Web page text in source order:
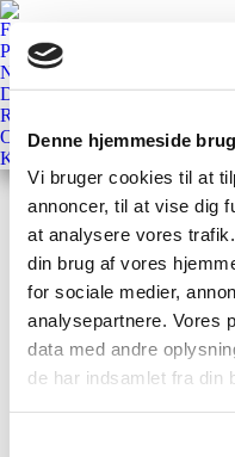
Denne hjemmeside
Vi bruger cookies til at
annoncer, til at vise dig
at analysere vores
din brug af vores
for sociale medier,
analysepartnere. Vores
data med andre
de har indsamlet fra din
Forside
Priser
Nyheder
Downloads
Referencer
Om
Kontakt
Nothing Found
It seems we can’t find
searching can help.
Search: